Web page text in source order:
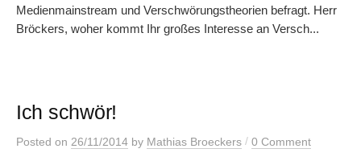
Medienmainstream und Verschwörungstheorien befragt. Herr
Bröckers, woher kommt Ihr großes Interesse an Versch...
Ich schwör!
Posted on 26/11/2014 by Mathias Broeckers / 0 Comment